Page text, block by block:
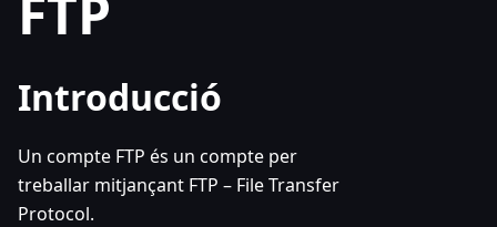
Introducció
Un compte FTP és un compte per
treballar mitjançant FTP – File Transfer
Protocol.